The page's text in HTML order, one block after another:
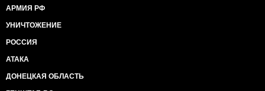
АРМИЯ РФ
УНИЧТОЖЕНИЕ
РОССИЯ
АТАКА
ДОНЕЦКАЯ ОБЛАСТЬ